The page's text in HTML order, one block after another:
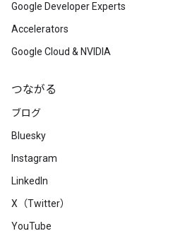
Google Developer Experts
Accelerators
Google Cloud & NVIDIA
つながる
ブログ
Bluesky
Instagram
LinkedIn
X（Twitter）
YouTube